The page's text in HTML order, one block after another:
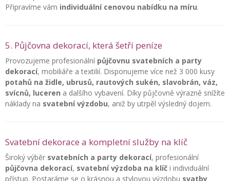
Připravíme vám individuální cenovou nabídku na míru.
5. Půjčovna dekorací, která šetří peníze
Provozujeme profesionální půjčovnu svatebních a party
dekorací, mobiliáře a textilií. Disponujeme více než 3 000 kusy
potahů na židle, ubrusů, rautových sukén, slavobrán, váz,
svícnů, luceren a dalšího vybavení. Díky půjčovně výrazně snížíte
náklady na svatební výzdobu, aniž by utrpěl výsledný dojem.
Svatební dekorace a kompletní služby na klíč
Široký výběr svatebních a party dekorací, profesionální
půjčovna dekorací, svatební výzdoba na klíč i individuální
přístup. Postaráme se o krásnou a stylovou výzdobu svatby